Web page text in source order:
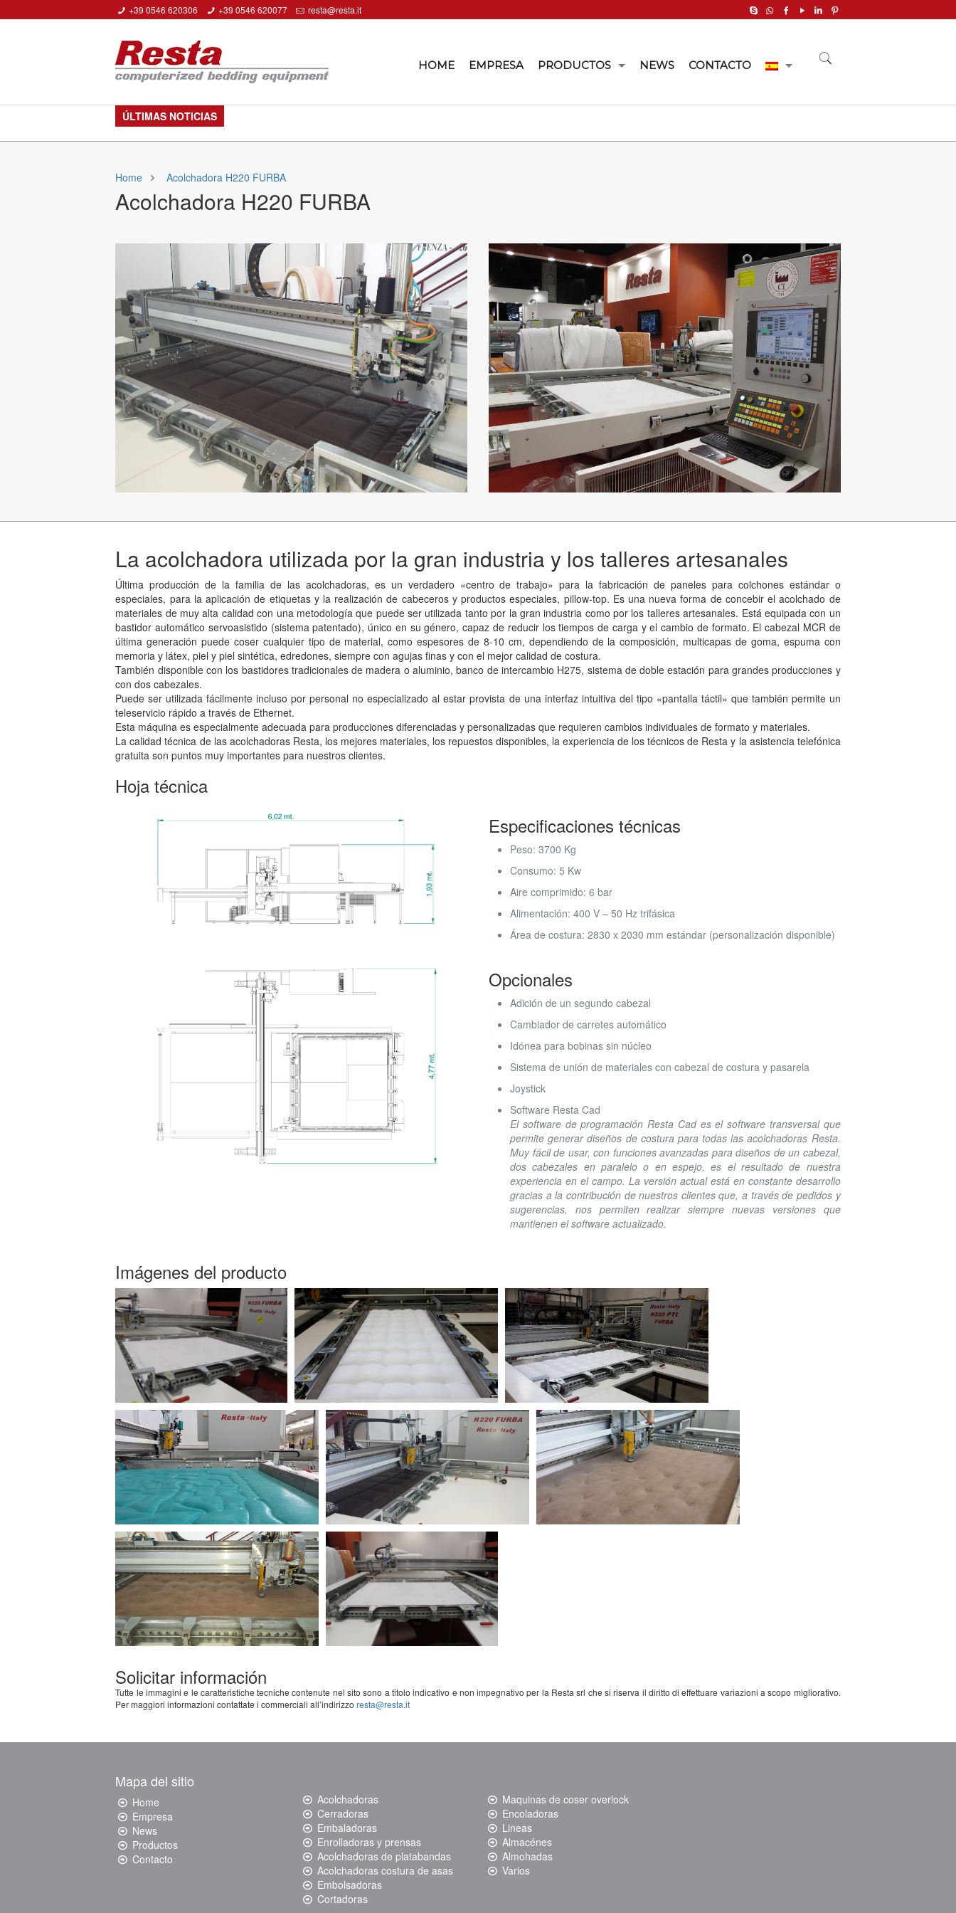
+39 0546 620306 +39 0546 620077 resta@resta.it
HOME EMPRESA PRODUCTOS NEWS CONTACTO
ÚLTIMAS NOTICIAS
Home Acolchadora H220 FURBA
Acolchadora H220 FURBA
La acolchadora utilizada por la gran industria y los talleres artesanales
Última producción de la familia de las acolchadoras, es un verdadero «centro de trabajo» para la fabricación de paneles para colchones estándar o
especiales, para la aplicación de etiquetas y la realización de cabeceros y productos especiales, pillow-top. Es una nueva forma de concebir el acolchado de
materiales de muy alta calidad con una metodología que puede ser utilizada tanto por la gran industria como por los talleres artesanales. Está equipada con un
bastidor automático servoasistido (sistema patentado), único en su género, capaz de reducir los tiempos de carga y el cambio de formato. El cabezal MCR de
última generación puede coser cualquier tipo de material, como espesores de 8-10 cm, dependiendo de la composición, multicapas de goma, espuma con
memoria y látex, piel y piel sintética, edredones, siempre con agujas finas y con el mejor calidad de costura.
También disponible con los bastidores tradicionales de madera o aluminio, banco de intercambio H275, sistema de doble estación para grandes producciones y
con dos cabezales.
Puede ser utilizada fácilmente incluso por personal no especializado al estar provista de una interfaz intuitiva del tipo «pantalla táctil» que también permite un
teleservicio rápido a través de Ethernet.
Esta máquina es especialmente adecuada para producciones diferenciadas y personalizadas que requieren cambios individuales de formato y materiales.
La calidad técnica de las acolchadoras Resta, los mejores materiales, los repuestos disponibles, la experiencia de los técnicos de Resta y la asistencia telefónica
gratuita son puntos muy importantes para nuestros clientes.
Hoja técnica
Especificaciones técnicas
Peso: 3700 Kg
Consumo: 5 Kw
Aire comprimido: 6 bar
Alimentación: 400 V – 50 Hz trifásica
Área de costura: 2830 x 2030 mm estándar (personalización disponible)
Opcionales
Adición de un segundo cabezal
Cambiador de carretes automático
Idónea para bobinas sin núcleo
Sistema de unión de materiales con cabezal de costura y pasarela
Joystick
Software Resta Cad
El software de programación Resta Cad es el software transversal que
permite generar diseños de costura para todas las acolchadoras Resta.
Muy fácil de usar, con funciones avanzadas para diseños de un cabezal,
dos cabezales en paralelo o en espejo, es el resultado de nuestra
experiencia en el campo. La versión actual está en constante desarrollo
gracias a la contribución de nuestros clientes que, a través de pedidos y
sugerencias, nos permiten realizar siempre nuevas versiones que
mantienen el software actualizado.
Imágenes del producto
Solicitar información
Tutte le immagini e le caratteristiche tecniche contenute nel sito sono a titolo indicativo e non impegnativo per la Resta srl che si riserva il diritto di effettuare variazioni a scopo migliorativo.
Per maggiori informazioni contattate i commerciali all’indirizzoresta@resta.it
Mapa del sitio
Home
Empresa
News
Productos
Contacto
Acolchadoras
Cerradoras
Embaladoras
Enrolladoras y prensas
Acolchadoras de platabandas
Acolchadoras costura de asas
Embolsadoras
Cortadoras
Maquinas de coser overlock
Encoladoras
Lineas
Almacén​es
Almohadas
Varios